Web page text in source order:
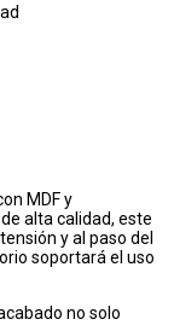
MDF y
alta calidad, este
y al paso del
soportará el uso
no solo